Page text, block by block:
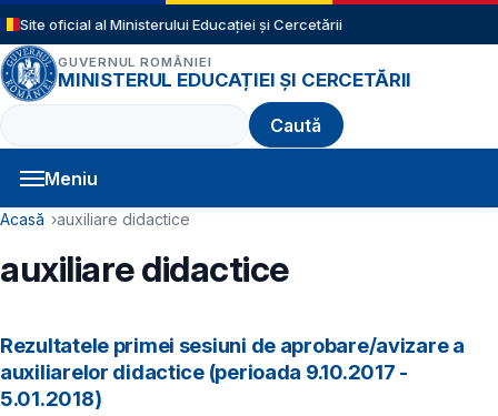
Sari la conținutul principal
Site oficial al Ministerului Educației și Cercetării
GUVERNUL ROMÂNIEI
MINISTERUL EDUCAȚIEI ȘI CERCETĂRII
Caută
Meniu
Navigație principală
Cale de navigare
Acasă auxiliare didactice
auxiliare didactice
Rezultatele primei sesiuni de aprobare/avizare a
auxiliarelor didactice (perioada 9.10.2017 -
5.01.2018)